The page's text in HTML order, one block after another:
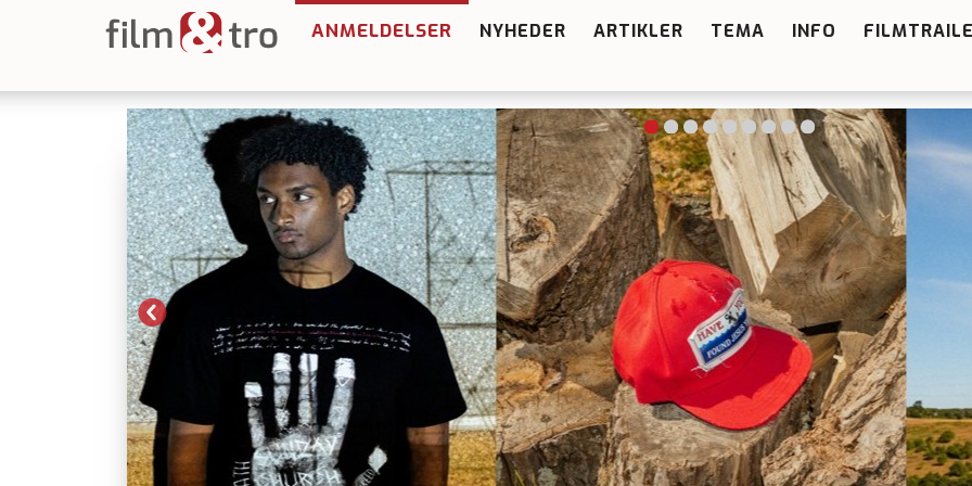
ANMELDELSER NYHEDER ARTIKLER TEMA INFO